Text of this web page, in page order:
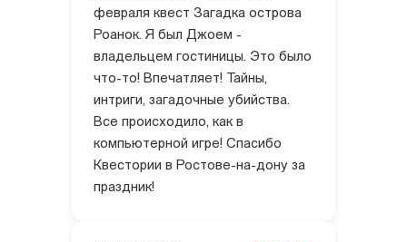
февраля квест Загадка острова
Роанок. Я был Джоем -
владельцем гостиницы. Это было
что-то! Впечатляет! Тайны,
интриги, загадочные убийства.
Все происходило, как в
компьютерной игре! Спасибо
Квестории в Ростове-на-дону за
праздник!